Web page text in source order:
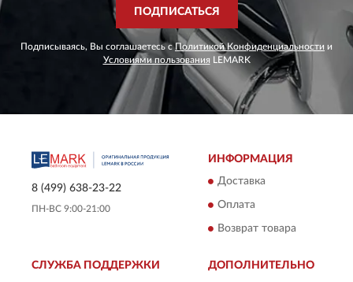
ПОДПИСАТЬСЯ
Подписываясь, Вы соглашаетесь сПолитикой Конфиденциальности и
Условиями пользования LEMARK
8 (499) 638-23-22
ПН-ВС 9:00-21:00
ИНФОРМАЦИЯ
Доставка
Оплата
Возврат товара
СЛУЖБА ПОДДЕРЖКИ ДОПОЛНИТЕЛЬНО